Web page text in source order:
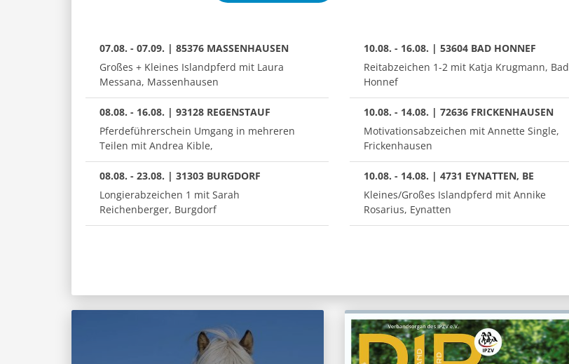
07.08. - 07.09. | 85376 MASSENHAUSEN
Großes + Kleines Islandpferd mit Laura
Messana, Massenhausen
08.08. - 16.08. | 93128 REGENSTAUF
Pferdeführerschein Umgang in mehreren
Teilen mit Andrea Kible,
08.08. - 23.08. | 31303 BURGDORF
Longierabzeichen 1 mit Sarah
Reichenberger, Burgdorf
10.08. - 16.08. | 53604 BAD HONNEF
Reitabzeichen 1-2 mit Katja Krugmann, Bad
Honnef
10.08. - 14.08. | 72636 FRICKENHAUSEN
Motivationsabzeichen mit Annette Single,
Frickenhausen
10.08. - 14.08. | 4731 EYNATTEN, BE
Kleines/Großes Islandpferd mit Annike
Rosarius, Eynatten